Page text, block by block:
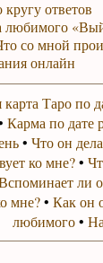
ответов
любимого
со мной
онлайн
Таро по
Карма по дате
• Что он
ко мне?•
ли
мне?• Как он
любимого•